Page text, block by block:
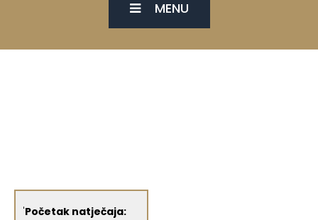
MENU
'Početak natječaja: